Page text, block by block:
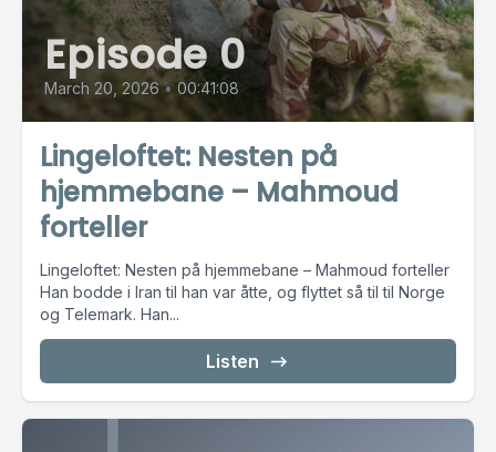
Episode 0
March 20, 2026 • 00:41:08
Lingeloftet: Nesten på
hjemmebane – Mahmoud
forteller
Lingeloftet: Nesten på hjemmebane – Mahmoud forteller
Han bodde i Iran til han var åtte, og flyttet så til til Norge
og Telemark. Han...
Listen